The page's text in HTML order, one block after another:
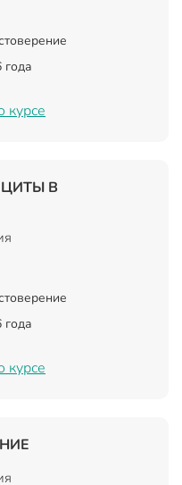
года
курсе
В
года
курсе